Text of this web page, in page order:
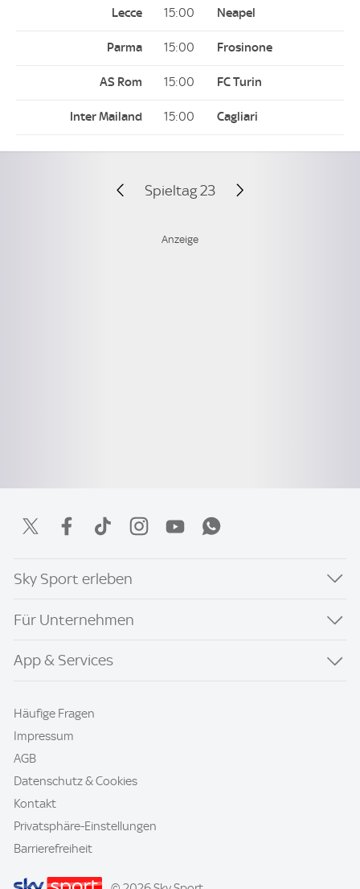
15:00
15:00
15:00
15:00
Spieltag 23
Sky Sport erleben
Für Unternehmen
App & Services
Häufige Fragen
Impressum
AGB
Datenschutz & Cookies
Kontakt
Privatsphäre-Einstellungen
Barrierefreiheit